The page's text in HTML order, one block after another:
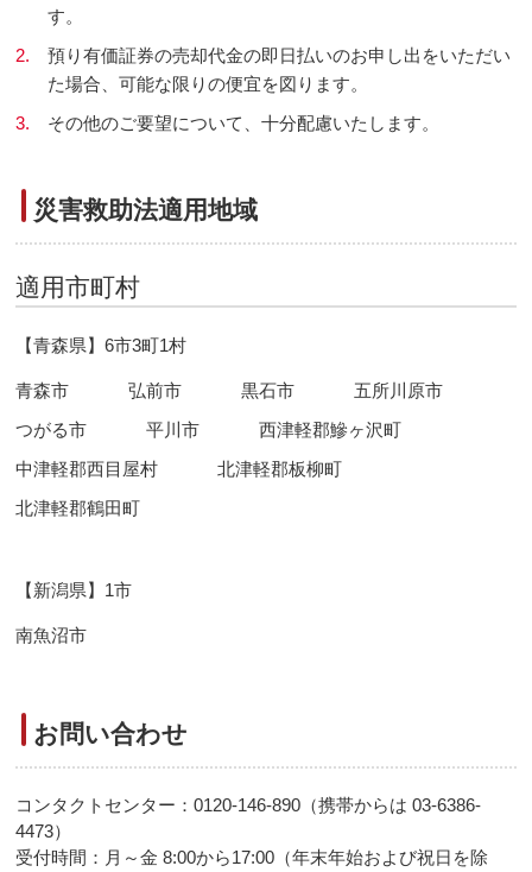
す。
2.
預り有価証券の売却代金の即日払いのお申し出をいただい
た場合、可能な限りの便宜を図ります。
3.
その他のご要望について、十分配慮いたします。
災害救助法適用地域
適用市町村
【青森県】6市3町1村
青森市 弘前市 黒石市
五所川原市
つがる市
平川市
西津軽郡鰺ヶ沢町
中津軽郡西目屋村
北津軽郡板柳町
北津軽郡鶴田町
【新潟県】1市
南魚沼市
お問い合わせ
コンタクトセンター：0120-146-890（携帯からは 03-6386-
4473）
受付時間：月～金 8:00から17:00（年末年始および祝日を除